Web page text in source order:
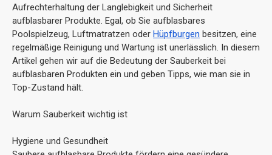
Aufrechterhaltung der Langlebigkeit und Sicherheit
aufblasbarer Produkte. Egal, ob Sie aufblasbares
Poolspielzeug, Luftmatratzen oder Hüpfburgen besitzen, eine
regelmäßige Reinigung und Wartung ist unerlässlich. In diesem
Artikel gehen wir auf die Bedeutung der Sauberkeit bei
aufblasbaren Produkten ein und geben Tipps, wie man sie in
Top-Zustand hält.
Warum Sauberkeit wichtig ist
Hygiene und Gesundheit